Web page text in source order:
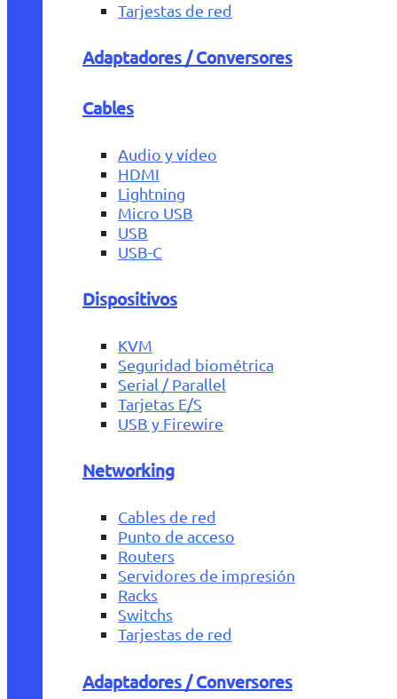
Tarjestas de red
Adaptadores / Conversores
Cables
Audio y vídeo
HDMI
Lightning
Micro USB
USB
USB-C
Dispositivos
KVM
Seguridad biométrica
Serial / Parallel
Tarjetas E/S
USB y Firewire
Networking
Cables de red
Punto de acceso
Routers
Servidores de impresión
Racks
Switchs
Tarjestas de red
Adaptadores / Conversores